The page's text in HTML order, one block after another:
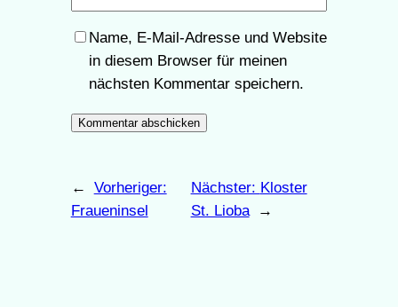
Name, E-Mail-Adresse und Website
in diesem Browser für meinen
nächsten Kommentar speichern.
←
Vorheriger:
Fraueninsel
Nächster: Kloster
St. Lioba
→